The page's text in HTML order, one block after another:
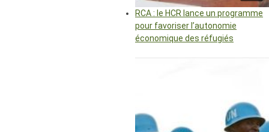
RCA : le HCR lance un programme
pour favoriser l’autonomie
économique des réfugiés